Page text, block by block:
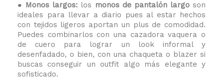
● Monos largos: los monos de pantalón largoson
ideales para llevar a diario pues al estar hechos
con tejidos ligeros aportan un plus de comodidad.
Puedes combinarlos con una cazadora vaquera o
de cuero para lograr un look informal y
desenfadado, o bien, con una chaqueta o blazer si
buscas conseguir un outfit algo más elegante y
sofisticado.